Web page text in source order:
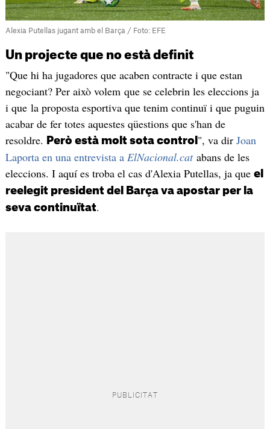
Alexia Putellas jugant amb el Barça / Foto: EFE
Un projecte que no està definit
"Que hi ha jugadores que acaben contracte i que estan
negociant? Per això volem que se celebrin les eleccions ja
i que la proposta esportiva que tenim continuï i que puguin
acabar de fer totes aquestes qüestions que s'han de
resoldre.
Però està molt sota control ", va dir Joan
Laporta en una entrevista a ElNacional.catabans de les
eleccions. I aquí es troba el cas d'Alexia Putellas, ja que el
reelegit president del Barça va apostar per la
seva continuïtat.